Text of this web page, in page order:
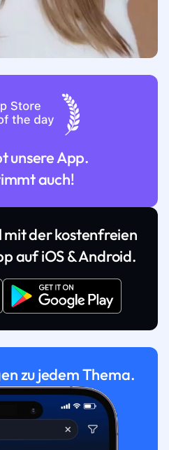
unsere App.
auch!
mit der kostenfreien
auf iOS & Android.
zu jedem Thema.